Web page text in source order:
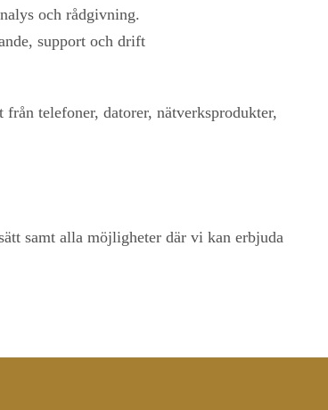
och rådgivning.
support och drift
telefoner, datorer, nätverksprodukter,
samt alla möjligheter där vi kan erbjuda